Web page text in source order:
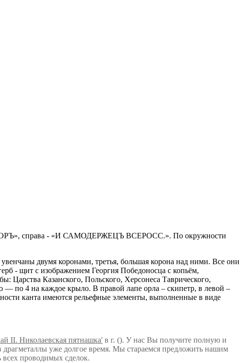
справа - «И САМОДЕРЖЕЦЪ ВСЕРОСС.». По окружности
двумя коронами, третья, большая корона над ними. Все они
- щит с изображением Георгия Победоносца с копьём,
Казанского, Польского, Херсонеса Таврического,
— по 4 на каждое крыло. В правой лапе орла – скипетр, в левой –
канта имеются рельефные элементы, выполненные в виде
II. Николаевская пятнашка' в г. (). У нас Вы получите полную и
уже долгое время. Мы стараемся предложить нашим
проводимых сделок.